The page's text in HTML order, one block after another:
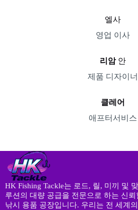
엘사
영업 이사
리암 안
제품 디자이너
클레어
애프터서비스
HK Fishing Tackle는 로드, 릴, 미끼 및
루션의 대량 공급을 전문으로 하는 신
낚시 용품 공장입니다. 우리는 전 세계